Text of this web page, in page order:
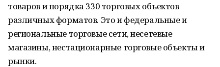
товаров и порядка 330 торговых объектов
различных форматов. Это и федеральные и
региональные торговые сети, несетевые
магазины, нестационарные торговые объекты и
рынки.